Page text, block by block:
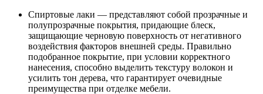
Спиртовые лаки — представляют собой прозрачные и
полупрозрачные покрытия, придающие блеск,
защищающие черновую поверхность от негативного
воздействия факторов внешней среды. Правильно
подобранное покрытие, при условии корректного
нанесения, способно выделить текстуру волокон и
усилить тон дерева, что гарантирует очевидные
преимущества при отделке мебели.